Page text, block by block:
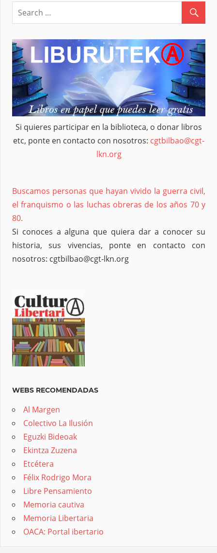
Si quieres participar en la biblioteca, o donar libros
etc, ponte en contacto con nosotros: cgtbilbao@cgt-
lkn.org
Buscamos personas que hayan vivido la guerra civil,
el franquismo o las luchas obreras de los años 70 y
80.
Si conoces a alguna que quiera dar a conocer su
historia, sus vivencias, ponte en contacto con
nosotros: cgtbilbao@cgt-lkn.org
WEBS RECOMENDADAS
Al Margen
Colectivo La Ilusión
Eguzki Bideoak
Ekintza Zuzena
Etcétera
Félix Rodrigo Mora
Libre Pensamiento
Memoria cautiva
Memoria Libertaria
OACA: Portal ibertario